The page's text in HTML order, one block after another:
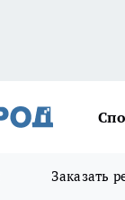
Заказать